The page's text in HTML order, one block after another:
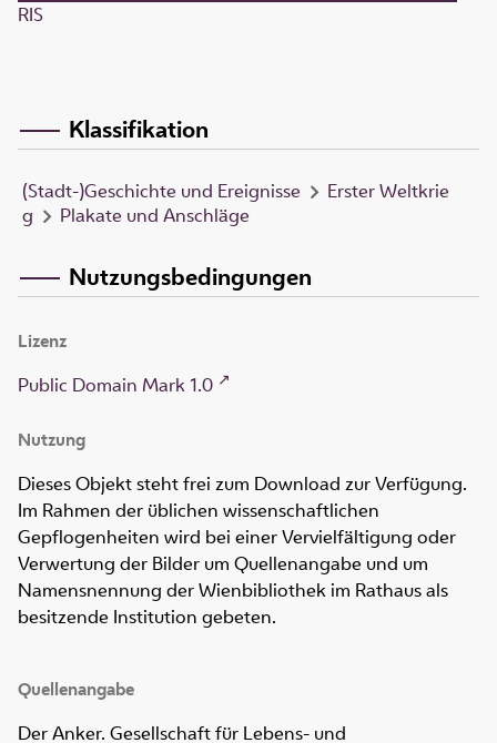
RIS
Klassifikation
(Stadt-)Geschichte und Ereignisse
Erster Weltkrie
g
Plakate und Anschläge
Nutzungsbedingungen
Lizenz
Public Domain Mark 1.0
Nutzung
Dieses Objekt steht frei zum Download zur Verfügung.
Im Rahmen der üblichen wissenschaftlichen
Gepflogenheiten wird bei einer Vervielfältigung oder
Verwertung der Bilder um Quellenangabe und um
Namensnennung der Wienbibliothek im Rathaus als
besitzende Institution gebeten.
Quellenangabe
Der Anker. Gesellschaft für Lebens- und